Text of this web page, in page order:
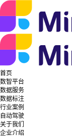
首页
数智平台
数据服务
数据标注
行业案例
自动驾驶
关于我们
企业介绍